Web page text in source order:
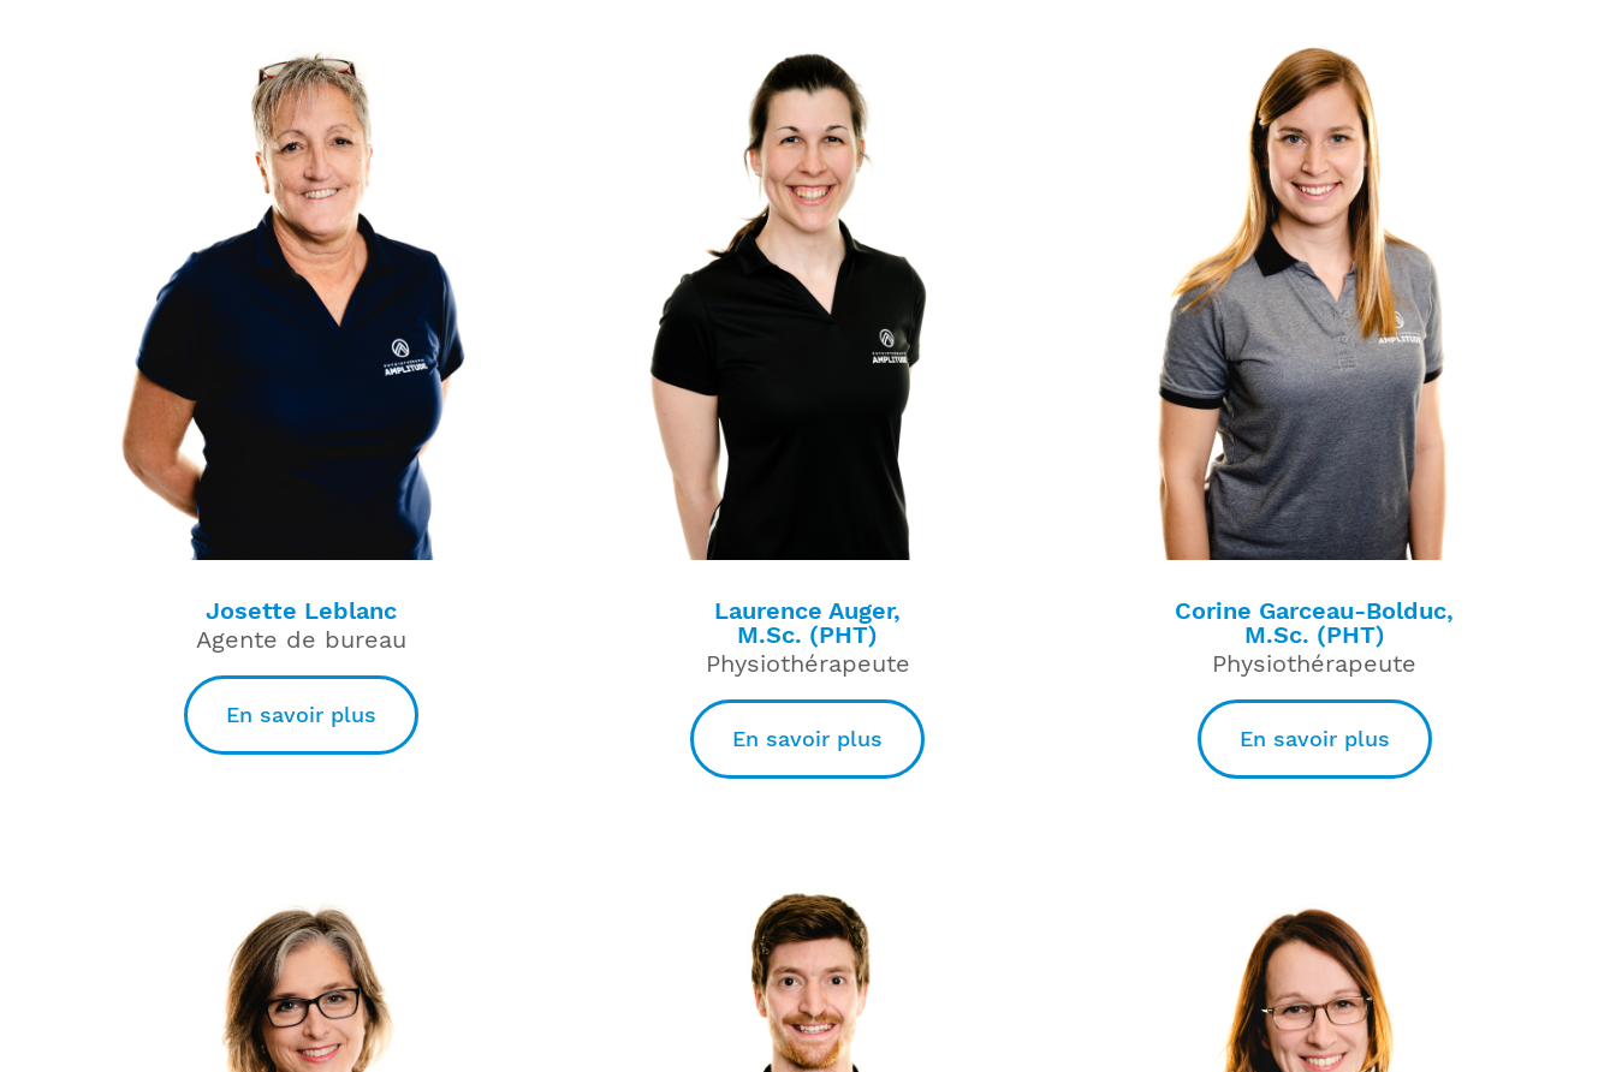
Josette Leblanc
Agente de bureau
En savoir plus
Laurence Auger,
M.Sc. (PHT)
Physiothérapeute
En savoir plus
Corine Garceau-Bolduc,
M.Sc. (PHT)
Physiothérapeute
En savoir plus